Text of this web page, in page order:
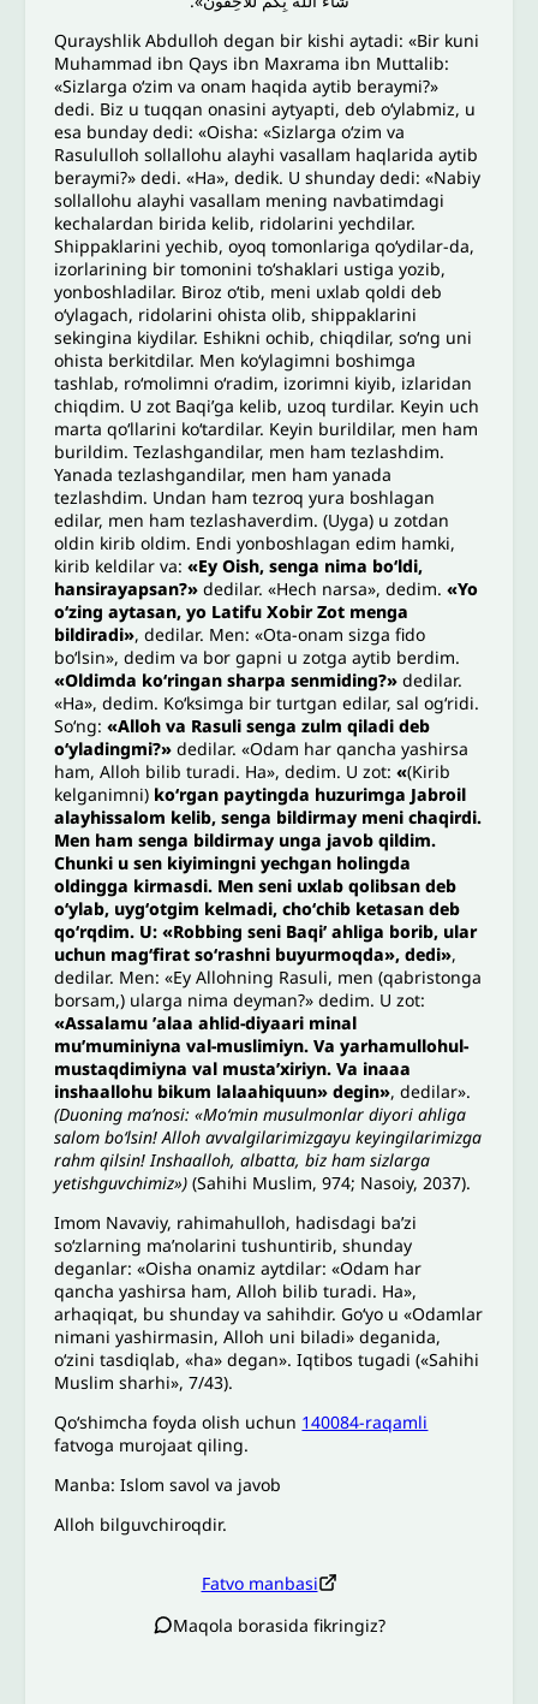
Qurayshlik Abdulloh degan bir kishi aytadi: «Bir kuni
Muhammad ibn Qays ibn Maxrama ibn Muttalib:
«Sizlarga oʻzim va onam haqida aytib beraymi?»
dedi. Biz u tuqqan onasini aytyapti, deb oʻylabmiz, u
esa bunday dedi: «Oisha: «Sizlarga oʻzim va
Rasululloh sollallohu alayhi vasallam haqlarida aytib
beraymi?» dedi. «Ha», dedik. U shunday dedi: «Nabiy
sollallohu alayhi vasallam mening navbatimdagi
kechalardan birida kelib, ridolarini yechdilar.
Shippaklarini yechib, oyoq tomonlariga qoʻydilar-da,
izorlarining bir tomonini toʻshaklari ustiga yozib,
yonboshladilar. Biroz oʻtib, meni uxlab qoldi deb
oʻylagach, ridolarini ohista olib, shippaklarini
sekingina kiydilar. Eshikni ochib, chiqdilar, soʻng uni
ohista berkitdilar. Men koʻylagimni boshimga
tashlab, roʻmolimni oʻradim, izorimni kiyib, izlaridan
chiqdim. U zot Baqiʼga kelib, uzoq turdilar. Keyin uch
marta qoʻllarini koʻtardilar. Keyin burildilar, men ham
burildim. Tezlashgandilar, men ham tezlashdim.
Yanada tezlashgandilar, men ham yanada
tezlashdim. Undan ham tezroq yura boshlagan
edilar, men ham tezlashaverdim. (Uyga) u zotdan
oldin kirib oldim. Endi yonboshlagan edim hamki,
kirib keldilar va:«Ey Oish, senga nima boʻldi,
hansirayapsan?» dedilar. «Hech narsa», dedim.«Yo
oʻzing aytasan, yo Latifu Xobir Zot menga
bildiradi», dedilar. Men: «Ota-onam sizga fido
boʻlsin», dedim va bor gapni u zotga aytib berdim.
«Oldimda koʻringan sharpa senmiding?» dedilar.
«Ha», dedim. Koʻksimga bir turtgan edilar, sal ogʻridi.
Soʻng:«Alloh va Rasuli senga zulm qiladi deb
oʻyladingmi?» dedilar. «Odam har qancha yashirsa
ham, Alloh bilib turadi. Ha», dedim. U zot:«(Kirib
kelganimni) koʻrgan paytingda huzurimga Jabroil
alayhissalom kelib, senga bildirmay meni chaqirdi.
Men ham senga bildirmay unga javob qildim.
Chunki u sen kiyimingni yechgan holingda
oldingga kirmasdi. Men seni uxlab qolibsan deb
oʻylab, uygʻotgim kelmadi, choʻchib ketasan deb
qoʻrqdim. U: «Robbing seni Baqiʼ ahliga borib, ular
uchun magʻfirat soʻrashni buyurmoqda», dedi»,
dedilar. Men: «Ey Allohning Rasuli, men (qabristonga
borsam,) ularga nima deyman?» dedim. U zot:
«Assalamu ʼalaa ahlid-diyaari minal
muʼmuminiyna val-muslimiyn. Va yarhamullohul-
mustaqdimiyna val mustaʼxiriyn. Va inaaa
inshaallohu bikum lalaahiquun» degin», dedilar».
(Duoning maʼnosi: «Moʻmin musulmonlar diyori ahliga
salom boʻlsin! Alloh avvalgilarimizgayu keyingilarimizga
rahm qilsin! Inshaalloh, albatta, biz ham sizlarga
yetishguvchimiz») (Sahihi Muslim, 974; Nasoiy, 2037).
Imom Navaviy, rahimahulloh, hadisdagi baʼzi
soʻzlarning maʼnolarini tushuntirib, shunday
deganlar: «Oisha onamiz aytdilar: «Odam har
qancha yashirsa ham, Alloh bilib turadi. Ha»,
arhaqiqat, bu shunday va sahihdir. Goʻyo u «Odamlar
nimani yashirmasin, Alloh uni biladi» deganida,
oʻzini tasdiqlab, «ha» degan». Iqtibos tugadi («Sahihi
Muslim sharhi», 7/43).
Qoʻshimcha foyda olish uchun 140084-raqamli
fatvoga murojaat qiling.
Manba: Islom savol va javob
Alloh bilguvchiroqdir.
Fatvo manbasi
Maqola borasida fikringiz?